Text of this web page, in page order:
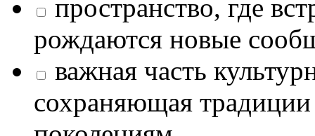
пространство, где
рождаются новые
важная часть
сохраняющая